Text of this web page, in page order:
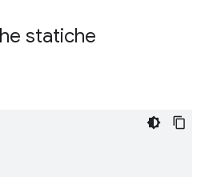
statiche